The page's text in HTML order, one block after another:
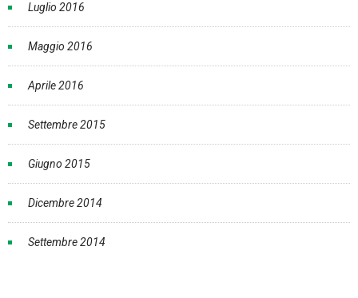
Luglio 2016
Maggio 2016
Aprile 2016
Settembre 2015
Giugno 2015
Dicembre 2014
Settembre 2014